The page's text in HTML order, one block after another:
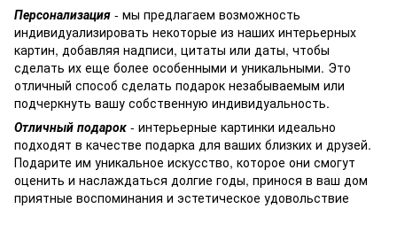
Персонализация - мы предлагаем возможность
индивидуализировать некоторые из наших интерьерных
картин, добавляя надписи, цитаты или даты, чтобы
сделать их еще более особенными и уникальными. Это
отличный способ сделать подарок незабываемым или
подчеркнуть вашу собственную индивидуальность.
Отличный подарок - интерьерные картинки идеально
подходят в качестве подарка для ваших близких и друзей.
Подарите им уникальное искусство, которое они смогут
оценить и наслаждаться долгие годы, принося в ваш дом
приятные воспоминания и эстетическое удовольствие